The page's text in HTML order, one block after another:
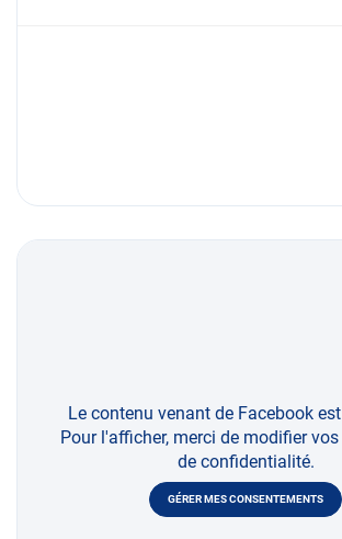
Le contenu venant de Facebook
Pour l'afficher, merci de modifier
de confidentialité.
GÉRER MES CONSENTEMENTS